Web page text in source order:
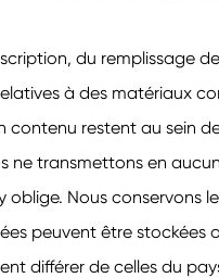
du remplissage
à des matériaux
restent au sein
ne transmettons en
Nous conservons
peuvent être stockées
différer de celles du